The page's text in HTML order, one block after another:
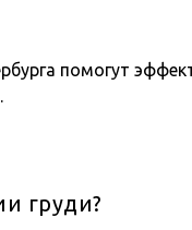
помогут
груди?